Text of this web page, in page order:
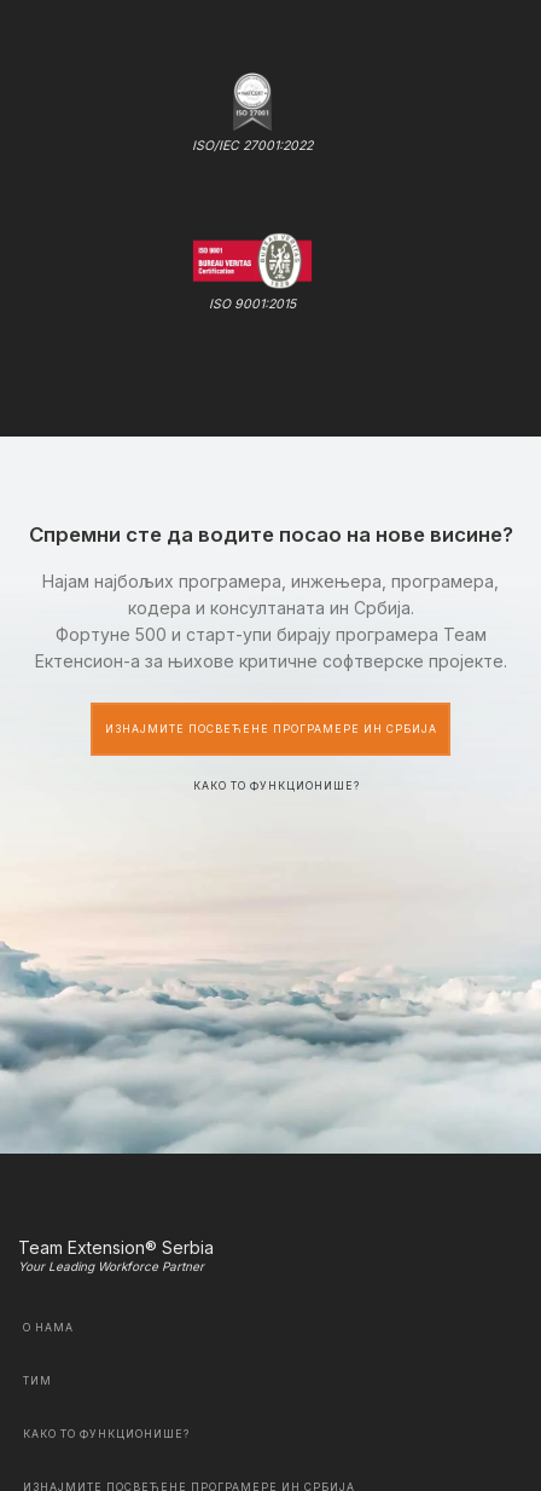
ISO/IEC 27001:2022
ISO 9001:2015
Спремни сте да водите посао на нове висине?
Најам најбољих програмера, инжењера, програмера,
кодера и консултаната ин Србија.
Фортуне 500 и старт-упи бирају програмера Теам
Ектенсион-а за њихове критичне софтверске пројекте.
ИЗНАЈМИТЕ ПОСВЕЋЕНЕ ПРОГРАМЕРЕ ИН СРБИЈА
КАКО ТО ФУНКЦИОНИШЕ?
Team Extension® Serbia
Your Leading Workforce Partner
О НАМА
ТИМ
КАКО ТО ФУНКЦИОНИШЕ?
ИЗНАЈМИТЕ ПОСВЕЋЕНЕ ПРОГРАМЕРЕ ИН СРБИЈА